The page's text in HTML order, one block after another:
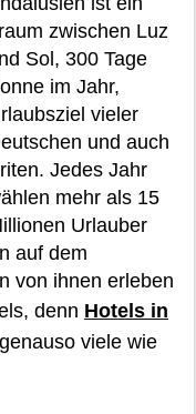
zwischen Luz
Sol, 300 Tage
im Jahr,
vieler
und auch
Jedes Jahr
mehr als 15
Urlauber
auf dem
von ihnen erleben
denn Hotels in
viele wie